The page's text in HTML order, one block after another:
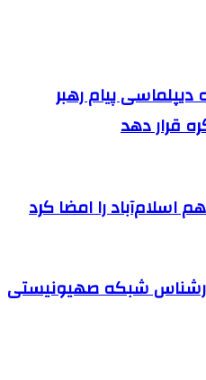
پیام رهبر
قرار دهد
اسلام‌آباد را امضا کرد
شبکه صهیونیستی